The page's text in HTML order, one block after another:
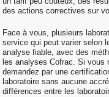
des actions correctives sur
Face à vous, plusieurs
service qui peut varier selon
analyse fiable, avec des
les analyses Cofrac. Si vous
demandez par une
laboratoire sans aucune
différences entre les